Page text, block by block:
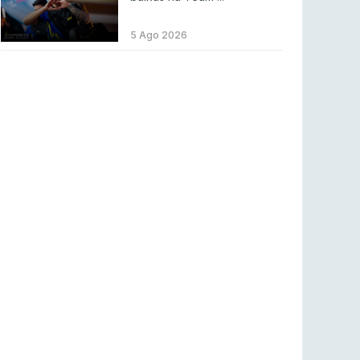
Códigos para ícones clássicos gratuitos no
League of Legends [agosto 2026]
5 Ago 2026